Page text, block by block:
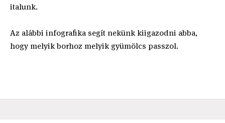
italunk.
Az alábbi infografika segít nekünk kiigazodni abba,
hogy melyik borhoz melyik gyümölcs passzol.